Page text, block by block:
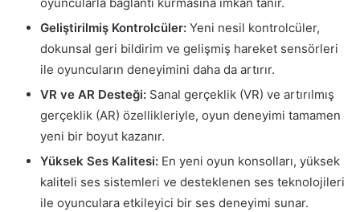
oyuncularla bağlantı kurmasına imkan tanır.
Geliştirilmiş Kontrolcüler: Yeni nesil kontrolcüler,
dokunsal geri bildirim ve gelişmiş hareket sensörleri
ile oyuncuların deneyimini daha da artırır.
VR ve AR Desteği: Sanal gerçeklik (VR) ve artırılmış
gerçeklik (AR) özellikleriyle, oyun deneyimi tamamen
yeni bir boyut kazanır.
Yüksek Ses Kalitesi: En yeni oyun konsolları, yüksek
kaliteli ses sistemleri ve desteklenen ses teknolojileri
ile oyunculara etkileyici bir ses deneyimi sunar.